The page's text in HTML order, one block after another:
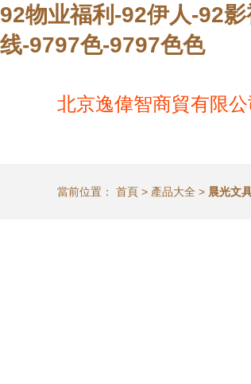
92物业福利-92伊人-92
线-9797色-9797色色
北京逸偉智商貿有限公
當前位置： 首頁 > 產品大全 > 晨光文